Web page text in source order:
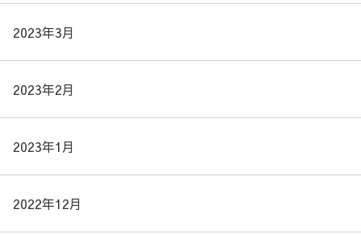
2023年3月
2023年2月
2023年1月
2022年12月